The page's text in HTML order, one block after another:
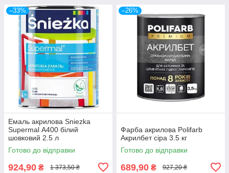
–33%
Емаль акрилова Sniezka
Supermal А400 білий
шовковий 2.5 л
Готово до відправки
924,90 ₴ 1 373,50 ₴
–26%
Фарба акрилова Polifarb
Акрилбет сіра 3.5 кг
Готово до відправки
689,90 ₴ 927,20 ₴